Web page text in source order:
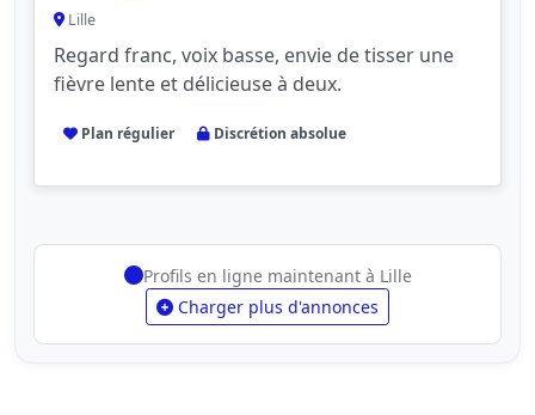
Lille
Regard franc, voix basse, envie de tisser une
fièvre lente et délicieuse à deux.
Plan régulier Discrétion absolue
Profils en ligne maintenant à Lille
Charger plus d'annonces